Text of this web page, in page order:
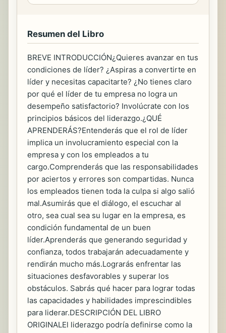
Resumen del Libro
BREVE INTRODUCCIÓN¿Quieres avanzar en tus
condiciones de líder? ¿Aspiras a convertirte en
líder y necesitas capacitarte? ¿No tienes claro
por qué el líder de tu empresa no logra un
desempeño satisfactorio? Involúcrate con los
principios básicos del liderazgo.¿QUÉ
APRENDERÁS?Entenderás que el rol de líder
implica un involucramiento especial con la
empresa y con los empleados a tu
cargo.Comprenderás que las responsabilidades
por aciertos y errores son compartidas. Nunca
los empleados tienen toda la culpa si algo salió
mal.Asumirás que el diálogo, el escuchar al
otro, sea cual sea su lugar en la empresa, es
condición fundamental de un buen
líder.Aprenderás que generando seguridad y
confianza, todos trabajarán adecuadamente y
rendirán mucho más.Lograrás enfrentar las
situaciones desfavorables y superar los
obstáculos. Sabrás qué hacer para lograr todas
las capacidades y habilidades imprescindibles
para liderar.DESCRIPCIÓN DEL LIBRO
ORIGINALEl liderazgo podría definirse como la